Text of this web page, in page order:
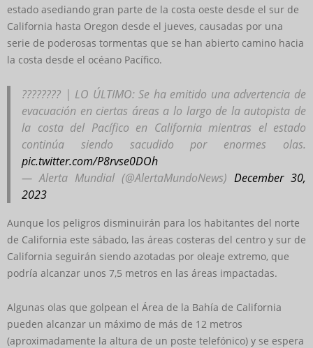
estado asediando gran parte de la costa oeste desde el sur de
California hasta Oregon desde el jueves, causadas por una
serie de poderosas tormentas que se han abierto camino hacia
la costa desde el océano Pacífico.
???????? | LO ÚLTIMO: Se ha emitido una advertencia de
evacuación en ciertas áreas a lo largo de la autopista de
la costa del Pacífico en California mientras el estado
continúa siendo sacudido por enormes olas.
pic.twitter.com/P8rvse0DOh
— Alerta Mundial (@AlertaMundoNews) December 30,
2023
Aunque los peligros disminuirán para los habitantes del norte
de California este sábado, las áreas costeras del centro y sur de
California seguirán siendo azotadas por oleaje extremo, que
podría alcanzar unos 7,5 metros en las áreas impactadas.
Algunas olas que golpean el Área de la Bahía de California
pueden alcanzar un máximo de más de 12 metros
(aproximadamente la altura de un poste telefónico) y se espera